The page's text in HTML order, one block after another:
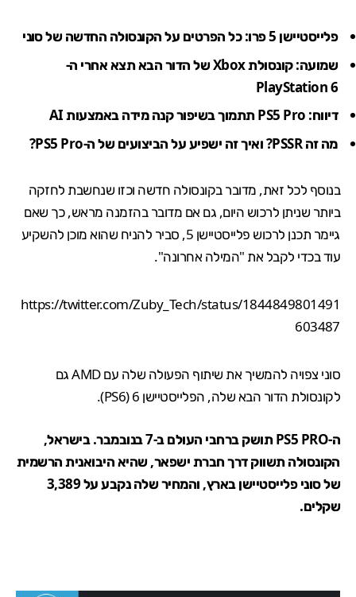
פלייסטיישן 5 פרו: כל הפרטים על הקונסולה החדשה של סוני
שמועה: קונסולת Xbox של הדור הבא תצא אחרי ה-
PlayStation 6
דיווח: PS5 Pro תתמוך בשיפור קנה מידה באמצעות AI
מה זה PSSR? ואיך זה ישפיע על הביצועים של ה-PS5 Pro?
בנוסף לכל זאת, מדובר בקונסולה חדשה וכזו שנחשבת לחזקה
ביותר שניתן לרכוש היום, גם אם מדובר בהזמנה מראש, כך שאם
גיימר תכנן לרכוש פלייסטיישן 5, סביר להניח שהוא מוכן להשקיע
עוד בכדי לקבל את "המילה אחרונה".
https://twitter.com/Zuby_Tech/status/1844849801491
603487
סוני צפויה להמשיך את שיתוף הפעולה
שלה עם AMD גם
לקונסולת הדור הבא שלה, הפלייסטיישן 6 (PS6).
ה-PS5 PRO תושק ברחבי העולם ב-7 בנובמבר. בישראל,
הקונסולה תשווק דרך חברת ישפאר, שהיא היבואנית הרשמית
של סוני פלייסטיישן בארץ, והמחיר שלה
נקבע על 3,389
שקלים.